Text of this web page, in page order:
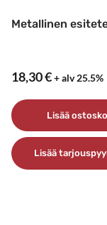
Metallinen
18,30€+ alv 25.5%
Lisää
Lisää